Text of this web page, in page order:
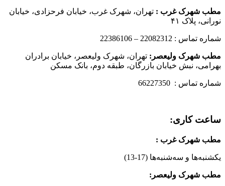
مطب شهرک غرب : تهران، شهرک غرب، خیابان فرحزادی، خیابان
نورانی، پلاک ۴۱
شماره تماس : 22082312 – 22386106
مطب شهرک ولیعصر: تهران، شهرک ولیعصر، خیابان برادران
بهرامی، نبش خیابان بازرگان، طبقه دوم، بانک مسکن
شماره تماس : 66227350
ساعت کاری:
مطب شهرک غرب :
یکشنبه‌ها و سه‌شنبه‌ها (17-13)
مطب شهرک ولیعصر: